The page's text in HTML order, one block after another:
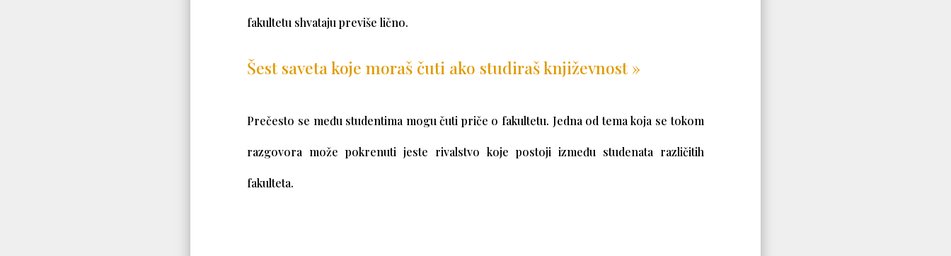
fakultetu shvataju previše lično.
Šest saveta koje moraš čuti ako studiraš književnost »
Prečesto se među studentima mogu čuti priče o fakultetu. Jedna od tema koja se tokom
razgovora može pokrenuti jeste rivalstvo koje postoji između studenata različitih
fakulteta.